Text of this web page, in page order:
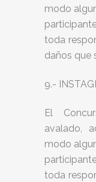
modo
toda
daños que
9.-
El
avalado,
modo
toda